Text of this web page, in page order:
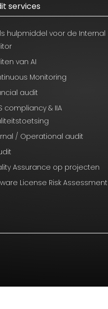
services
hulpmiddel voor de Internal
van AI
Monitoring
audit
compliancy & IIA
/ Operational audit
Assurance op projecten
License Risk Assessment